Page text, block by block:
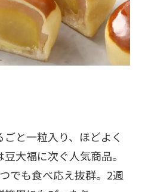
と一粒入り、ほどよく
大福に次ぐ人気商品。
でも食べ応え抜群。2週